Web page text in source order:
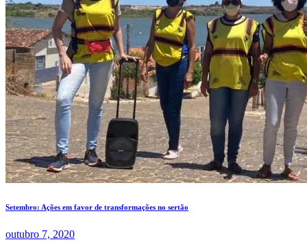
Setembro: Ações em favor de transformações no sertão
outubro 7, 2020